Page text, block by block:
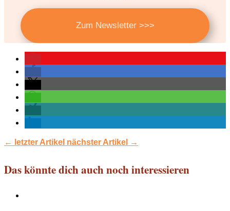
Zum Newsletter >>>
← letzter Artikel nächster Artikel →
Das könnte dich auch noch interessieren